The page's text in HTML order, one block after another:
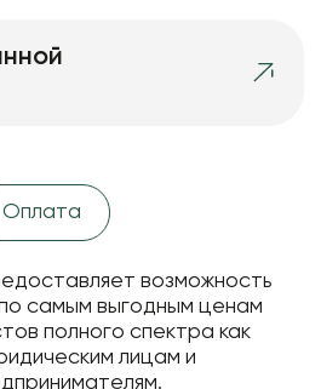
Оплата
возможность
самым выгодным ценам
полного спектра как
лицам и